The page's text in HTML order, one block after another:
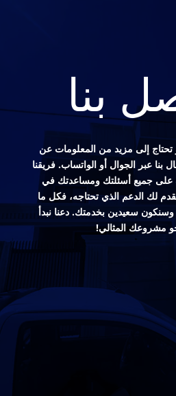
بنا
إلى مزيد من المعلومات عن
بنا عبر الجوال أو الواتساب. فريقنا
على جميع أسئلتك ومساعدتك في
لك الدعم الذي تحتاجه، فكل ما
سعيدين بخدمتك. دعنا نبدأ
مشروعك المثالي!